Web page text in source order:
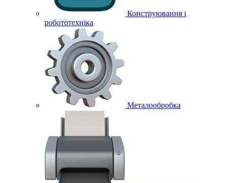
Конструювання і
робототехніка
Металообробка